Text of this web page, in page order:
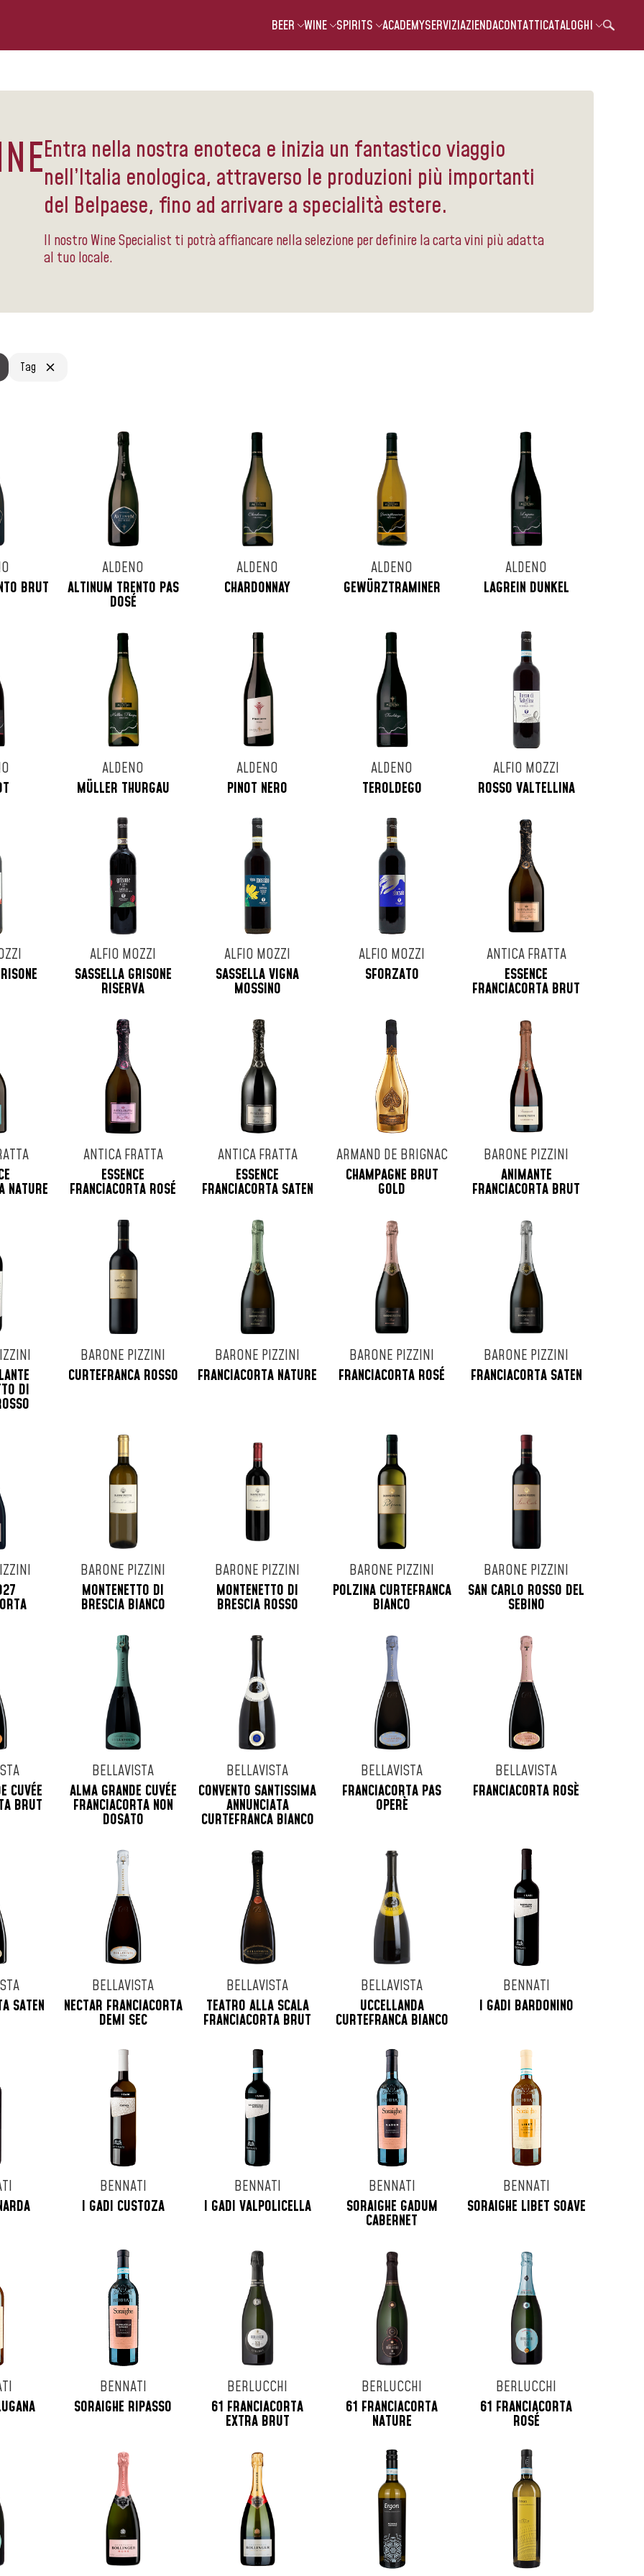
BEER WINE SPIRITS ACADEMYSERVIZIAZIENDACONTATTICATALOGHI
Entra nella nostra enoteca e inizia un fantastico viaggio
nell’Italia enologica, attraverso le produzioni più importanti
del Belpaese, fino ad arrivare a specialità estere.
Il nostro Wine Specialist ti potrà affiancare nella selezione per definire la carta vini più adatta
al tuo locale.
Tag
BRUT
ALDENO
ALTINUM TRENTO PAS
DOSÉ
ALDENO
CHARDONNAY
ALDENO
GEWÜRZTRAMINER
ALDENO
LAGREIN DUNKEL
ALDENO
MÜLLER THURGAU
ALDENO
PINOT NERO
ALDENO
TEROLDEGO
ALFIO MOZZI
ROSSO VALTELLINA
ALFIO MOZZI
SASSELLA GRISONE
RISERVA
ALFIO MOZZI
SASSELLA VIGNA
MOSSINO
ALFIO MOZZI
SFORZATO
ANTICA FRATTA
ESSENCE
FRANCIACORTA BRUT
NATURE
ANTICA FRATTA
ESSENCE
FRANCIACORTA ROSÉ
ANTICA FRATTA
ESSENCE
FRANCIACORTA SATEN
ARMAND DE BRIGNAC
CHAMPAGNE BRUT
GOLD
BARONE PIZZINI
ANIMANTE
FRANCIACORTA BRUT
DI
BARONE PIZZINI
CURTEFRANCA ROSSO
BARONE PIZZINI
FRANCIACORTA NATURE
BARONE PIZZINI
FRANCIACORTA ROSÉ
BARONE PIZZINI
FRANCIACORTA SATEN
BARONE PIZZINI
MONTENETTO DI
BRESCIA BIANCO
BARONE PIZZINI
MONTENETTO DI
BRESCIA ROSSO
BARONE PIZZINI
POLZINA CURTEFRANCA
BIANCO
BARONE PIZZINI
SAN CARLO ROSSO DEL
SEBINO
CUVÉE
BRUT
BELLAVISTA
ALMA GRANDE CUVÉE
FRANCIACORTA NON
DOSATO
BELLAVISTA
CONVENTO SANTISSIMA
ANNUNCIATA
CURTEFRANCA BIANCO
BELLAVISTA
FRANCIACORTA PAS
OPERÈ
BELLAVISTA
FRANCIACORTA ROSÈ
SATEN
BELLAVISTA
NECTAR FRANCIACORTA
DEMI SEC
BELLAVISTA
TEATRO ALLA SCALA
FRANCIACORTA BRUT
BELLAVISTA
UCCELLANDA
CURTEFRANCA BIANCO
BENNATI
I GADI BARDONINO
BENNATI
I GADI CUSTOZA
BENNATI
I GADI VALPOLICELLA
BENNATI
SORAIGHE GADUM
CABERNET
BENNATI
SORAIGHE LIBET SOAVE
BENNATI
SORAIGHE RIPASSO
BERLUCCHI
61 FRANCIACORTA
EXTRA BRUT
BERLUCCHI
61 FRANCIACORTA
NATURE
BERLUCCHI
61 FRANCIACORTA
ROSÉ